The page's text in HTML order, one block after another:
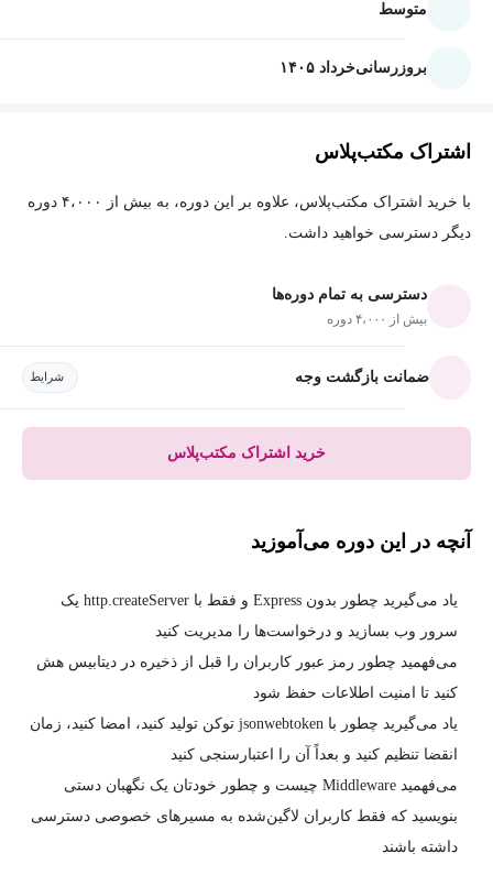
متوسط
بروزرسانیخرداد ۱۴۰۵
اشتراک مکتب‌پلاس
با خرید اشتراک مکتب‌پلاس، علاوه بر این دوره، به بیش از ۴،۰۰۰ دوره
دیگر دسترسی خواهید داشت.
دسترسی به تمام دوره‌ها
بیش از ۴،۰۰۰ دوره
ضمانت بازگشت وجه شرایط
خرید اشتراک مکتب‌پلاس
آنچه در این دوره می‌آموزید
یاد می‌گیرید چطور بدون Express و فقط با http.createServer یک
سرور وب بسازید و درخواست‌ها را مدیریت کنید
می‌فهمید چطور رمز عبور کاربران را قبل از ذخیره در دیتابیس هش
کنید تا امنیت اطلاعات حفظ شود
یاد می‌گیرید چطور با jsonwebtoken توکن تولید کنید، امضا کنید، زمان
انقضا تنظیم کنید و بعداً آن را اعتبارسنجی کنید
می‌فهمید Middleware چیست و چطور خودتان یک نگهبان دستی
بنویسید که فقط کاربران لاگین‌شده به مسیرهای خصوصی دسترسی
داشته باشند